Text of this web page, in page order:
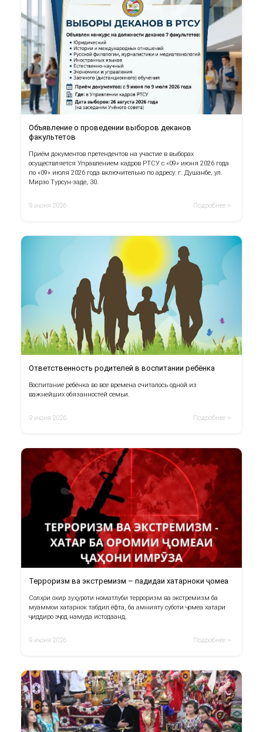
Объявление о проведении выборов деканов
факультетов
Приём документов претендентов на участие в выборах
осуществляется Управлением кадров РТСУ с «09» июня 2026 года
по «09» июля 2026 года включительно по адресу: г. Душанбе, ул.
Мирзо Турсун-заде, 30.
9 июня 2026 Подробнее >
Ответственность родителей в воспитании ребёнка
Воспитание ребёнка во все времена считалось одной из
важнейших обязанностей семьи.
9 июня 2026 Подробнее >
Терроризм ва экстремизм – падидаи хатарноки ҷомеа
Солҳои охир зуҳуроти номатлуби терроризм ва экстремизм ба
муаммои хатарнок табдил ёфта, ба амнияту суботи ҷомеа хатари
ҷиддиро эҷод намуда истодаанд.
9 июня 2026 Подробнее >